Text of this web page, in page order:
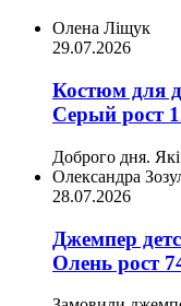
Олена Ліщук
29.07.2026
Костюм для
Серый рост
Доброго дня.
Олександра
28.07.2026
Джемпер
Олень рост